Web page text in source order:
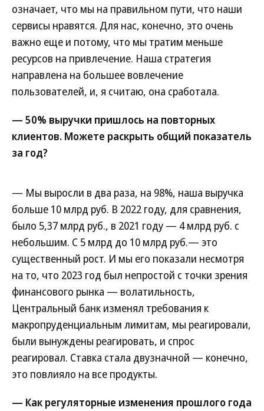
означает, что мы на правильном пути, что наши
сервисы нравятся. Для нас, конечно, это очень
важно еще и потому, что мы тратим меньше
ресурсов на привлечение. Наша стратегия
направлена на большее вовлечение
пользователей, и, я считаю, она сработала.
— 50% выручки пришлось на повторных
клиентов. Можете раскрыть общий показатель
за год?
— Мы выросли в два раза, на 98%, наша выручка
больше 10 млрд руб. В 2022 году, для сравнения,
было 5,37 млрд руб., в 2021 году — 4 млрд руб. с
небольшим. С 5 млрд до 10 млрд руб.— это
существенный рост. И мы его показали несмотря
на то, что 2023 год был непростой с точки зрения
финансового рынка — волатильность,
Центральный банк изменял требования к
макропруденциальным лимитам, мы реагировали,
были вынуждены реагировать, и спрос
реагировал. Ставка стала двузначной — конечно,
это повлияло на все продукты.
— Как регуляторные изменения прошлого года